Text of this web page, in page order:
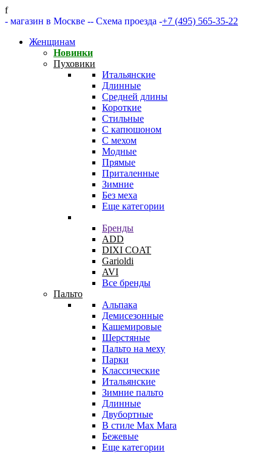
f
- магазин в Москве -- Схема проезда -+7 (495) 565-35-22
Женщинам
Новинки
Пуховики
Итальянские
Длинные
Средней длины
Короткие
Стильные
С капюшоном
С мехом
Модные
Прямые
Приталенные
Зимние
Без меха
Еще категории
Бренды
ADD
DIXI COAT
Garioldi
AVI
Все бренды
Пальто
Альпака
Демисезонные
Кашемировые
Шерстяные
Пальто на меху
Парки
Классические
Итальянские
Зимние пальто
Длинные
Двубортные
В стиле Max Mara
Бежевые
Еще категории